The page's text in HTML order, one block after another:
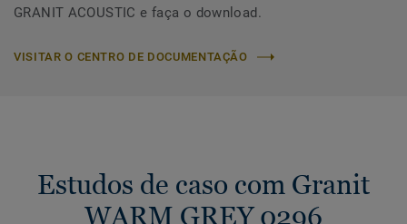
GRANIT ACOUSTIC e faça o download.
VISITAR O CENTRO DE DOCUMENTAÇÃO
Estudos de caso com Granit
WARM GREY 0296